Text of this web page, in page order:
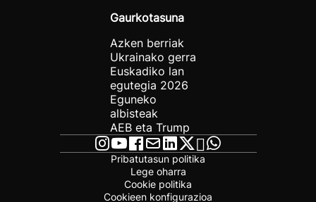
Gaurkotasuna
Azken berriak
Ukrainako gerra
Euskadiko lan
egutegia 2026
Eguneko
albisteak
AEB eta Trump
Pribatutasun politika
Lege oharra
Cookie politika
Cookieen konfigurazioa